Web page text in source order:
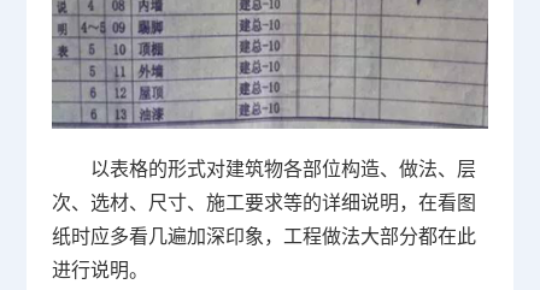
以表格的形式对建筑物各部位构造、做法、层
次、选材、尺寸、施工要求等的详细说明，在看图
纸时应多看几遍加深印象，工程做法大部分都在此
进行说明。